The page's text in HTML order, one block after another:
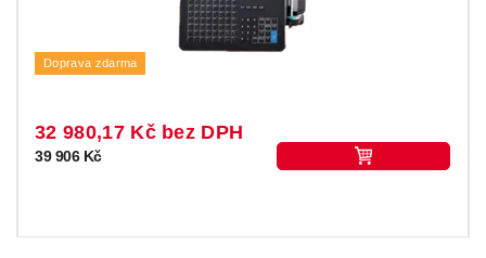
Doprava zdarma
32 980,17 Kč bez DPH
39 906 Kč